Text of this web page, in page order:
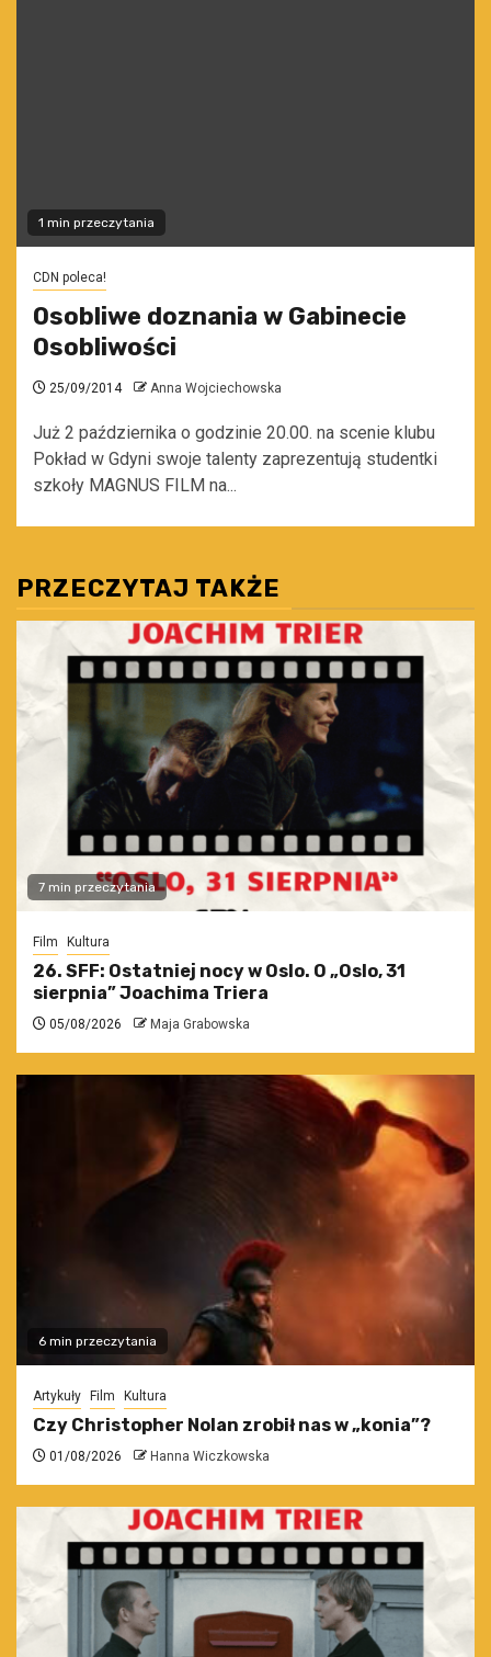
1 min przeczytania
CDN poleca!
Osobliwe doznania w Gabinecie
Osobliwości
25/09/2014 Anna Wojciechowska
Już 2 października o godzinie 20.00. na scenie klubu
Pokład w Gdyni swoje talenty zaprezentują studentki
szkoły MAGNUS FILM na...
PRZECZYTAJ TAKŻE
7 min przeczytania
Film Kultura
26. SFF: Ostatniej nocy w Oslo. O „Oslo, 31
sierpnia” Joachima Triera
05/08/2026 Maja Grabowska
6 min przeczytania
Artykuły Film Kultura
Czy Christopher Nolan zrobił nas w „konia”?
01/08/2026 Hanna Wiczkowska